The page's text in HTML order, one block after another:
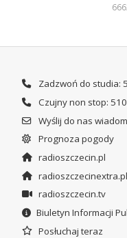
Zadzwoń do studia:
Czujny non stop:
Wyślij do nas
Prognoza pogody
radioszczecin.pl
radioszczecinextra.pl
radioszczecin.tv
Biuletyn Informacji
Posłuchaj teraz